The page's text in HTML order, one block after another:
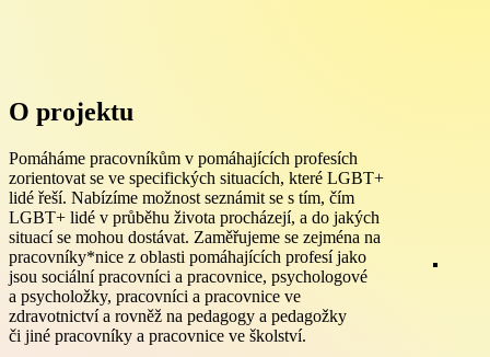
O projektu
Pomáháme pracovníkům v pomáhajících profesích
zorientovat se ve specifických situacích, které LGBT+
lidé řeší. Nabízíme možnost seznámit se s tím, čím
LGBT+ lidé v průběhu života procházejí, a do jakých
situací se mohou dostávat. Zaměřujeme se zejména na
pracovníky*nice z oblasti pomáhajících profesí jako
jsou sociální pracovníci a pracovnice, psychologové
a psycholožky, pracovníci a pracovnice ve
zdravotnictví a rovněž na pedagogy a pedagožky
či jiné pracovníky a pracovnice ve školství.